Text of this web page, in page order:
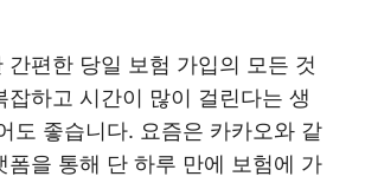
간편한 당일 보험 가입의 모든 것
잡하고 시간이 많이 걸린다는 생
도 좋습니다. 요즘은 카카오와 같
폼을 통해 단 하루 만에 보험에 가